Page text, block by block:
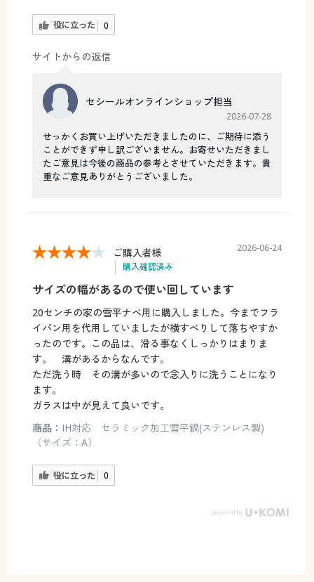
役に立った 0
サイトからの返信
セシールオンラインショップ担当
2026-07-28
せっかくお買い上げいただきましたのに、ご期待に添う
ことができず申し訳ございません。お寄せいただきまし
たご意見は今後の商品の参考とさせていただきます。貴
重なご意見ありがとうございました。
ご購入者様
購入確認済み
2026-06-24
サイズの幅があるので使い回しています
20センチの家の雪平ナベ用に購入しました。今までフラ
イパン用を代用していましたが横すべりして落ちやすか
ったのです。この品は、滑る事なくしっかりはまりま
す。 溝があるからなんです。
ただ洗う時 その溝が多いので念入りに洗うことになり
ます。
ガラスは中が見えて良いです。
商品： IH対応 セラミック加工雪平鍋(ステンレス製)
（サイズ：A）
役に立った 0